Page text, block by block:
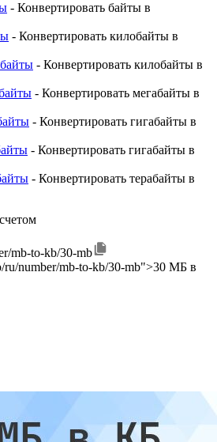
- Конвертировать байты в
- Конвертировать килобайты в
- Конвертировать килобайты в
- Конвертировать мегабайты в
- Конвертировать гигабайты в
- Конвертировать гигабайты в
- Конвертировать терабайты в
mb-to-kb/30-mb
ru/number/mb-to-kb/30-mb">30 МБ в